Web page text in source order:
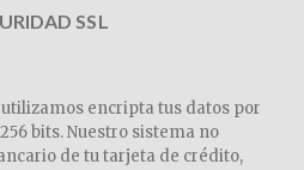
SSL
encripta tus datos por
bits. Nuestro sistema no
de tu tarjeta de crédito,